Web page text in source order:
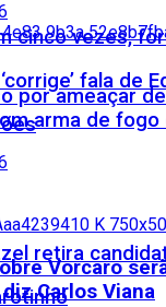
cinco vezes,
fala de
retira
por ameaçar
arma de fogo
Vorcaro
Carlos Viana